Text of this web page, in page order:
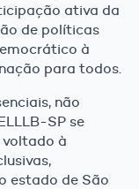
ativa da
de políticas
à
para todos.
não
SP se
à
estado de São